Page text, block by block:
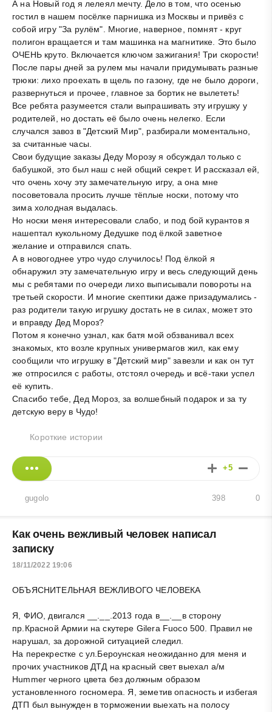
А на Новый год я лелеял мечту. Дело в том, что осенью
гостил в нашем посёлке парнишка из Москвы и привёз с
собой игру "За рулём". Многие, наверное, помнят - круг
полигон вращается и там машинка на магнитике. Это было
ОЧЕНЬ круто. Включается ключом зажигания! Три скорости!
После пары дней за рулем мы начали придумывать разные
трюки: лихо проехать в щель по газону, где не было дороги,
развернуться и прочее, главное за бортик не вылететь!
Все ребята разумеется стали выпрашивать эту игрушку у
родителей, но достать её было очень нелегко. Если
случался завоз в "Детский Мир", разбирали моментально,
за считанные часы.
Свои будущие заказы Деду Морозу я обсуждал только с
бабушкой, это был наш с ней общий секрет. И рассказал ей,
что очень хочу эту замечательную игру, а она мне
посоветовала просить лучше тёплые носки, потому что
зима холодная выдалась.
Но носки меня интересовали слабо, и под бой курантов я
нашептал кукольному Дедушке под ёлкой заветное
желание и отправился спать.
А в новогоднее утро чудо случилось! Под ёлкой я
обнаружил эту замечательную игру и весь следующий день
мы с ребятами по очереди лихо выписывали повороты на
третьей скорости. И многие скептики даже призадумались -
раз родители такую игрушку достать не в силах, может это
и вправду Дед Мороз?
Потом я конечно узнал, как батя мой обзванивал всех
знакомых, кто возле крупных универмагов жил, как ему
сообщили что игрушку в "Детский мир" завезли и как он тут
же отпросился с работы, отстоял очередь и всё-таки успел
её купить.
Спасибо тебе, Дед Мороз, за волшебный подарок и за ту
детскую веру в Чудо!
Короткие истории
+5
gugolo 0
398
Как очень вежливый человек написал
записку
18/11/2022 19:06
ОБЪЯСНИТЕЛЬНАЯ ВЕЖЛИВОГО ЧЕЛОВЕКА
Я, ФИО, двигался __.__.2013 года в__.__в сторону
пр.Красной Армии на скутере Gilera Fuoco 500. Правил не
нарушал, за дорожной ситуацией следил.
На перекрестке с ул.Бероунская неожиданно для меня и
прочих участников ДТД на красный свет выехал а/м
Hummer черного цвета без должным образом
установленного госномера. Я, земетив опасность и избегая
ДТП был вынужден в торможении выехать на полосу